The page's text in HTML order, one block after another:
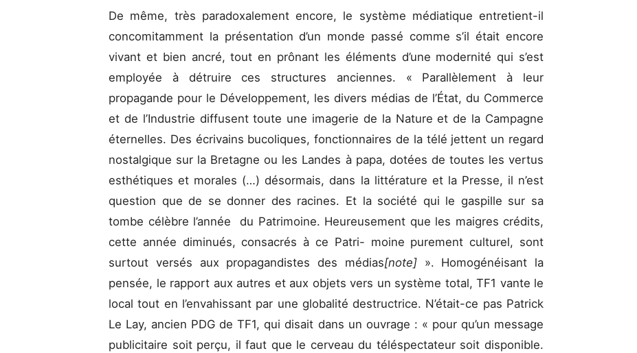
De même, très paradoxalement encore, le système médiatique entretient-il
concomitamment la présentation d’un monde passé comme s’il était encore
vivant et bien ancré, tout en prônant les éléments d’une modernité qui s’est
employée à détruire ces structures anciennes. « Parallèlement à leur
propagande pour le Développement, les divers médias de l’État, du Commerce
et de l’Industrie diffusent toute une imagerie de la Nature et de la Campagne
éternelles. Des écrivains bucoliques, fonctionnaires de la télé jettent un regard
nostalgique sur la Bretagne ou les Landes à papa, dotées de toutes les vertus
esthétiques et morales (…) désormais, dans la littérature et la Presse, il n’est
question que de se donner des racines. Et la société qui le gaspille sur sa
tombe célèbre l’année du Patrimoine. Heureusement que les maigres crédits,
cette année diminués, consacrés à ce Patri- moine purement culturel, sont
surtout versés aux propagandistes des médias[note]». Homogénéisant la
pensée, le rapport aux autres et aux objets vers un système total, TF1 vante le
local tout en l’envahissant par une globalité destructrice. N’était-ce pas Patrick
Le Lay, ancien PDG de TF1, qui disait dans un ouvrage : « pour qu’un message
publicitaire soit perçu, il faut que le cerveau du téléspectateur soit disponible.